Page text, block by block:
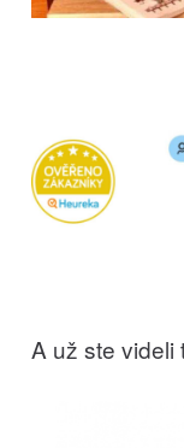
A už ste videli